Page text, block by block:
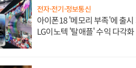
전자·전기·정보통신
아이폰18 '메모리 부족'에 출
LG이노텍 '탈애플' 수익 다각